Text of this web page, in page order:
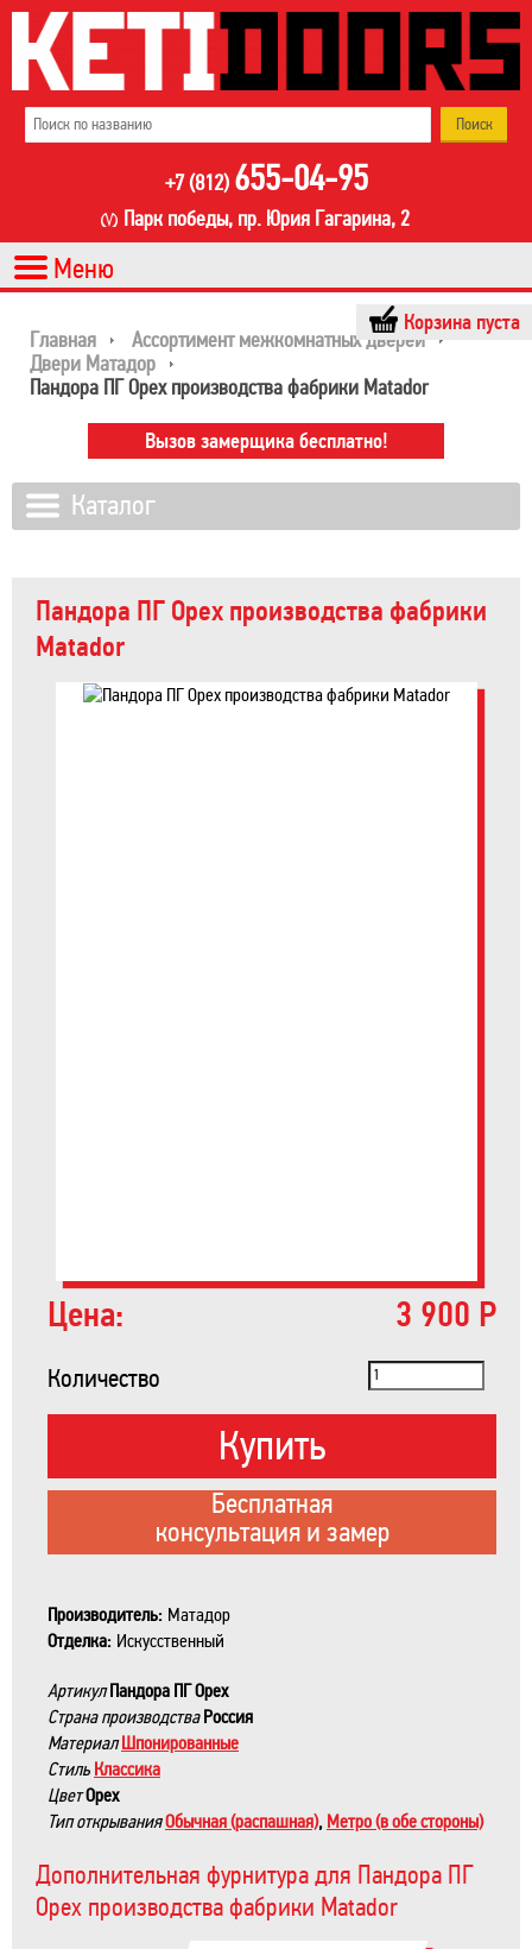
+7 (812) 655-04-95
Парк победы, пр. Юрия Гагарина, 2
Корзина пуста
Главная
Ассортимент межкомнатных дверей
Двери Матадор
Пандора ПГ Орех производства фабрики Matador
Пандора ПГ Орех производства фабрики
Matador
Цена: 3 900 Р
Количество
Купить
Бесплатная
консультация и замер
Производитель: Матадор
Отделка: Искусственный
Артикул Пандора ПГ Орех
Страна производства Россия
Материал Шпонированные
Стиль Классика
ЦветОрех
Тип открыванияОбычная (распашная), Метро (в обе стороны)
Дополнительная фурнитура для Пандора ПГ
Орех производства фабрики Matador